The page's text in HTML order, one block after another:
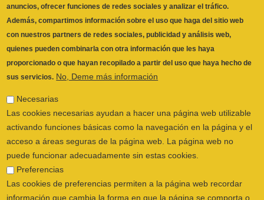
ILUSTRE COLEGIO OFICIAL DE
Necesarias
Las cookies necesarias ayudan a hacer una página web utilizable
activando funciones básicas como la navegación en la página y el
acceso a áreas seguras de la página web. La página web no
puede funcionar adecuadamente sin estas cookies.
Preferencias
Las cookies de preferencias permiten a la página web recordar
información que cambia la forma en que la página se comporta o
el aspecto que tiene, como su idioma preferido o la región en la
que usted se encuentra.
Estadística
Las cookies estadísticas ayudan a los propietarios de páginas web
a comprender cómo interactúan los visitantes con las páginas web
reuniendo y proporcionando información de forma anónima.